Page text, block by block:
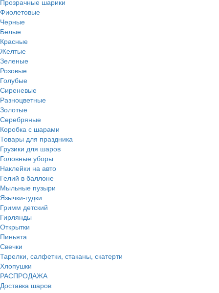
Фиолетовые
Черные
Белые
Красные
Желтые
Зеленые
Розовые
Голубые
Сиреневые
Разноцветные
Золотые
Серебряные
Коробка с шарами
Товары для праздника
Грузики для шаров
Головные уборы
Наклейки на авто
Гелий в баллоне
Мыльные пузыри
Язычки-гудки
Гримм детский
Гирлянды
Открытки
Пиньята
Свечки
Тарелки, салфетки, стаканы, скатерти
Хлопушки
РАСПРОДАЖА
Доставка шаров